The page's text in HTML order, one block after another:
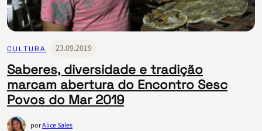
CULTURA 23.09.2019
Saberes, diversidade e tradição
marcam abertura do Encontro Sesc
Povos do Mar 2019
porAlice Sales